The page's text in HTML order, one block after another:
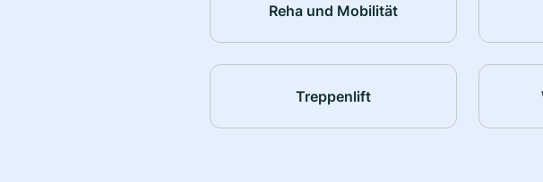
Reha und Mobilität
Treppenlift